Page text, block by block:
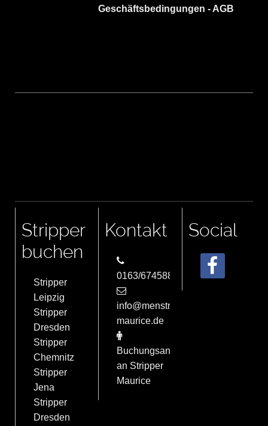
Geschäftsbedingungen - AGB
Stripper
buchen
Stripper
Leipzig
Stripper
Dresden
Stripper
Chemnitz
Stripper
Jena
Stripper
Dresden
Kontakt
0163/6745884
info@menstrip-
maurice.de
Buchungsanfrage
an Stripper
Maurice
Social